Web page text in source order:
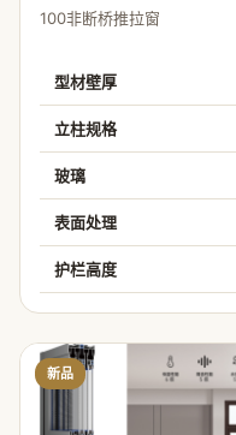
100非断桥推拉窗
型材壁厚
立柱规格
玻璃
表面处理
护栏高度
新品